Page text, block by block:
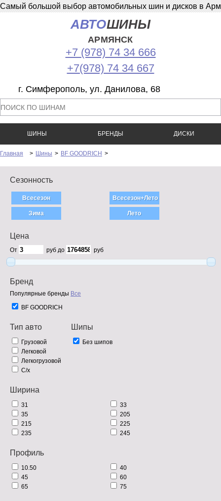
Самый большой выбор автомобильных шин и дисков в
АВТОШИНЫ
АРМЯНСК
+7 (978) 74 34 666
+7(978) 74 34 667
г. Симферополь, ул. Данилова, 68
ШИНЫ БРЕНДЫ ДИСКИ
Главная > Шины > BF GOODRICH >
Сезонность
Цена
От руб до руб
Бренд
Популярные бренды Все
BF GOODRICH
Тип авто
Грузовой
Легковой
Легкогрузовой
С/х
Шипы
Без шипов
Ширина
31
33
35
205
215
225
235
245
Профиль
10.50
40
45
60
65
75